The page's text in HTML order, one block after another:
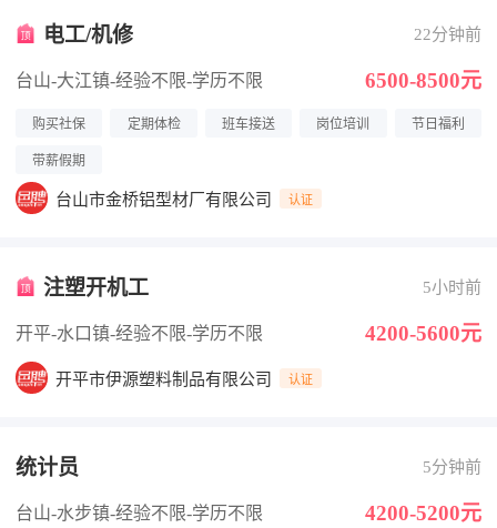
电工/机修 22分钟前
台山-大江镇-经验不限-学历不限 6500-8500元
购买社保 定期体检 班车接送 岗位培训 节日福利
带薪假期
台山市金桥铝型材厂有限公司 认证
注塑开机工 5小时前
开平-水口镇-经验不限-学历不限 4200-5600元
开平市伊源塑料制品有限公司 认证
统计员 5分钟前
台山-水步镇-经验不限-学历不限 4200-5200元